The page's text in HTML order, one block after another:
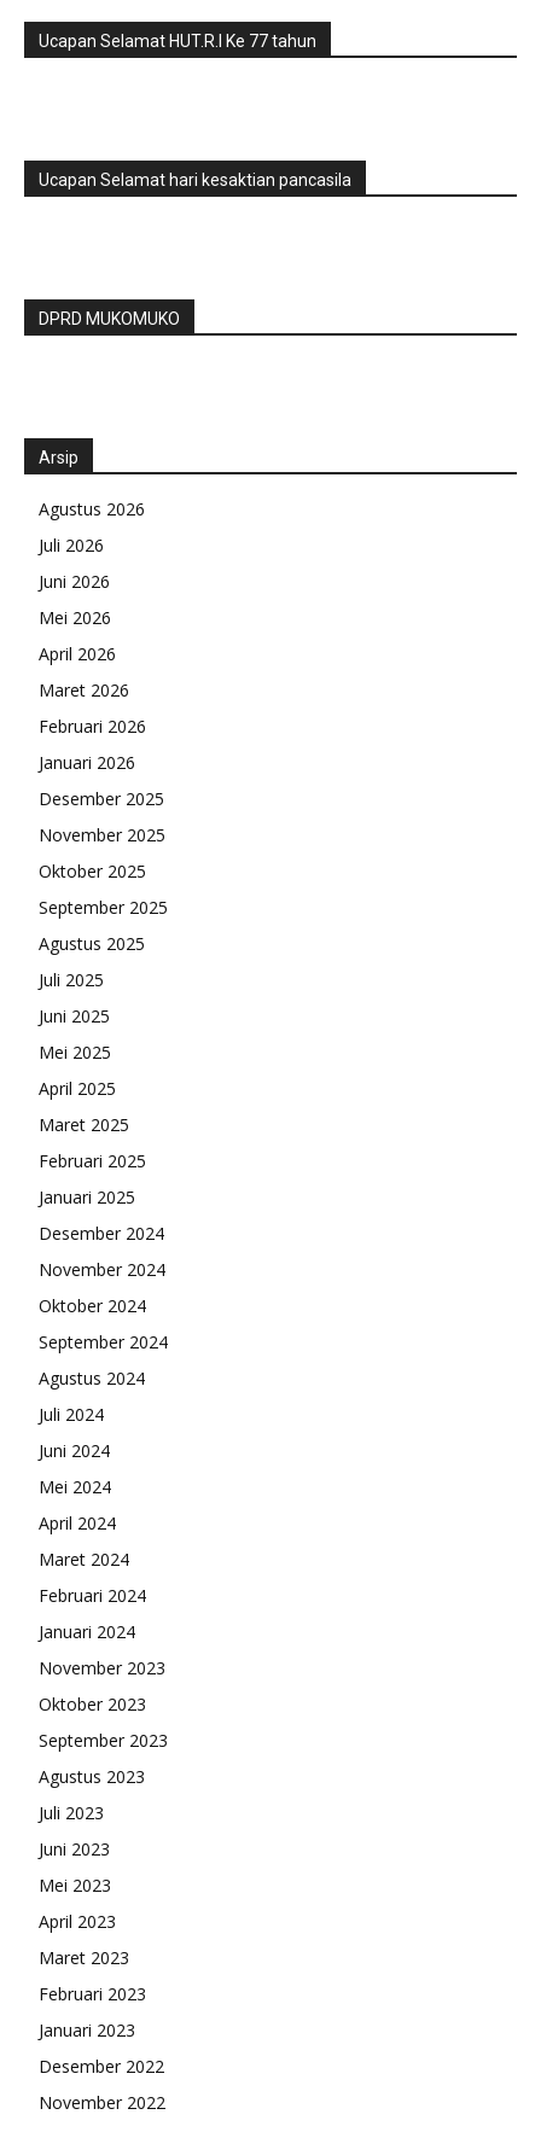
Ucapan Selamat HUT.R.I Ke 77 tahun
Ucapan Selamat hari kesaktian pancasila
DPRD MUKOMUKO
Arsip
Agustus 2026
Juli 2026
Juni 2026
Mei 2026
April 2026
Maret 2026
Februari 2026
Januari 2026
Desember 2025
November 2025
Oktober 2025
September 2025
Agustus 2025
Juli 2025
Juni 2025
Mei 2025
April 2025
Maret 2025
Februari 2025
Januari 2025
Desember 2024
November 2024
Oktober 2024
September 2024
Agustus 2024
Juli 2024
Juni 2024
Mei 2024
April 2024
Maret 2024
Februari 2024
Januari 2024
November 2023
Oktober 2023
September 2023
Agustus 2023
Juli 2023
Juni 2023
Mei 2023
April 2023
Maret 2023
Februari 2023
Januari 2023
Desember 2022
November 2022